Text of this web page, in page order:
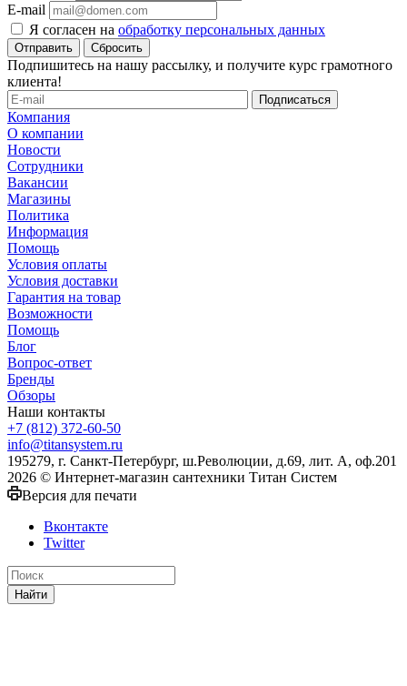
E-mail
Я согласен на обработку персональных данных
Сбросить
Подпишитесь на нашу рассылку, и получите курс грамотного
клиента!
Компания
О компании
Новости
Сотрудники
Вакансии
Магазины
Политика
Информация
Помощь
Условия оплаты
Условия доставки
Гарантия на товар
Возможности
Помощь
Блог
Вопрос-ответ
Бренды
Обзоры
Наши контакты
+7 (812) 372-60-50
info@titansystem.ru
195279, г. Санкт-Петербург, ш.Революции, д.69, лит. А, оф.201
2026 © Интернет-магазин сантехники Титан Систем
Версия для печати
Вконтакте
Twitter
Найти